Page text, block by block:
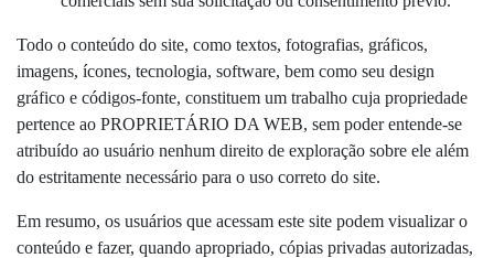
Todo o conteúdo do site, como textos, fotografias, gráficos,
imagens, ícones, tecnologia, software, bem como seu design
gráfico e códigos-fonte, constituem um trabalho cuja propriedade
pertence ao PROPRIETÁRIO DA WEB, sem poder entende-se
atribuído ao usuário nenhum direito de exploração sobre ele além
do estritamente necessário para o uso correto do site.
Em resumo, os usuários que acessam este site podem visualizar o
conteúdo e fazer, quando apropriado, cópias privadas autorizadas,